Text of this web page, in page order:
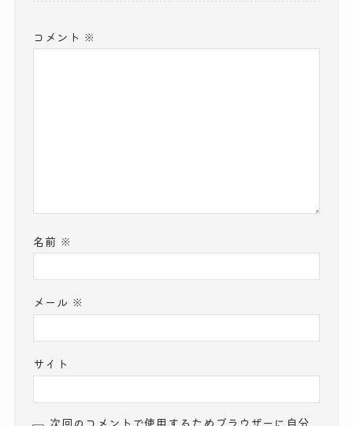
コメント ※
名前 ※
メール ※
サイト
次回のコメントで使用するためブラウザーに自分